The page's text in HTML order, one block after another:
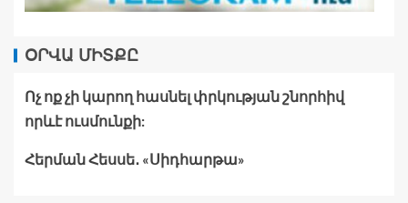
ՕՐՎԱ ՄԻՏՔԸ
Ոչ ոք չի կարող հասնել փրկության շնորհիվ
որևէ ուսմունքի:
Հերման Հեսսե․ «Սիդհարթա»